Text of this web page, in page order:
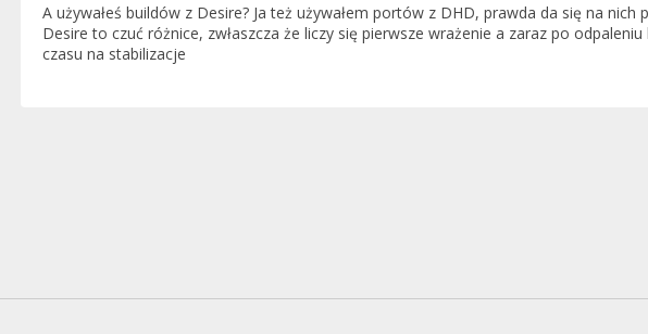
A używałeś buildów z Desire? Ja też używałem portów z DHD, prawda da się na
Desire to czuć różnice, zwłaszcza że liczy się pierwsze wrażenie a zaraz po
czasu na stabilizacje